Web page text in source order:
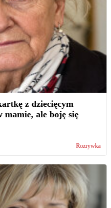
z dziecięcym
ale boję się
Rozrywka